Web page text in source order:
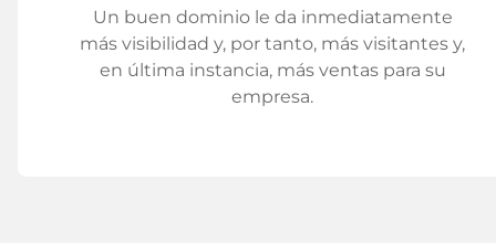
Un buen dominio le da inmediatamente
más visibilidad y, por tanto, más visitantes y,
en última instancia, más ventas para su
empresa.